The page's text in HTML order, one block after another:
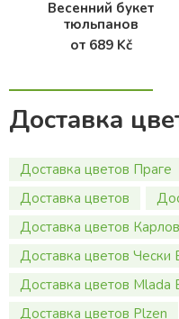
Весенний букет
тюльпанов
от 689 Kč
Доставка
Доставка цветов Праге
Доставка цветов
Доставка цветов
Доставка цветов Чески
Доставка цветов Mlada
Доставка цветов Plzen